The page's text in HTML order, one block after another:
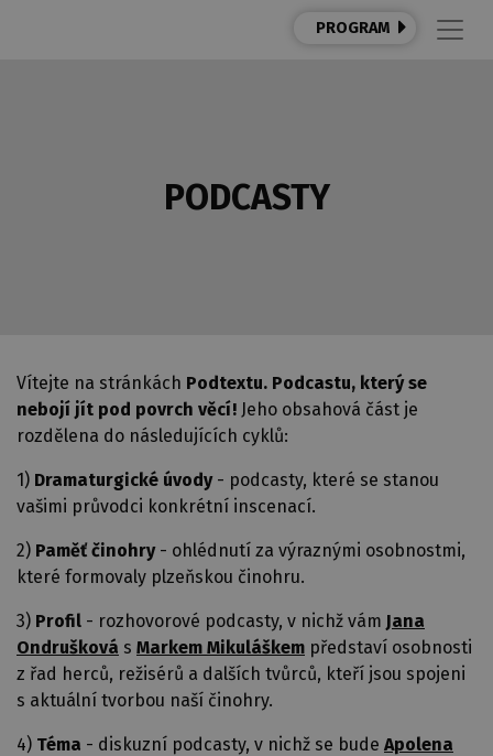
PROGRAM
PODCASTY
Vítejte na stránkách Podtextu. Podcastu, který se
nebojí jít pod povrch věcí! Jeho obsahová část je
rozdělena do následujících cyklů:
1) Dramaturgické úvody - podcasty, které se stanou
vašimi průvodci konkrétní inscenací.
2) Paměť činohry - ohlédnutí za výraznými osobnostmi,
které formovaly plzeňskou činohru.
3) Profil - rozhovorové podcasty, v nichž vám Jana
Ondrušková s Markem Mikuláškem představí osobnosti
z řad herců, režisérů a dalších tvůrců, kteří jsou spojeni
s aktuální tvorbou naší činohry.
4) Téma - diskuzní podcasty, v nichž se bude Apolena